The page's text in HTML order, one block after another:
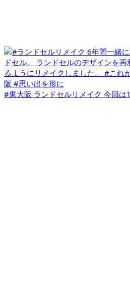
#東大阪 ランドセルリメイク 今回は1